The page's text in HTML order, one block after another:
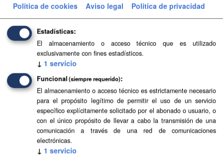
Base Topográfica a escala 1:5.000 de Canarias
(2004-2006)
Base Topográfica a escala 1:5.000 de Canarias (2004-
2006)
SHP SpatiaLite
Usted también puede acceder a este registro utilizando losAPI(ver
API Docs).
Política de cookies Aviso legal Política de privacidad
Estadísticas
El almacenamiento o acceso técnico que es utilizado
exclusivamente con fines estadísticos.
↓ 1 servicio
Funcional (siempre requerido)
El almacenamiento o acceso técnico es estrictamente necesario
para el propósito legítimo de permitir el uso de un servicio
específico explícitamente solicitado por el abonado o usuario, o
con el único propósito de llevar a cabo la transmisión de una
comunicación a través de una red de comunicaciones
electrónicas.
↓ 1 servicio